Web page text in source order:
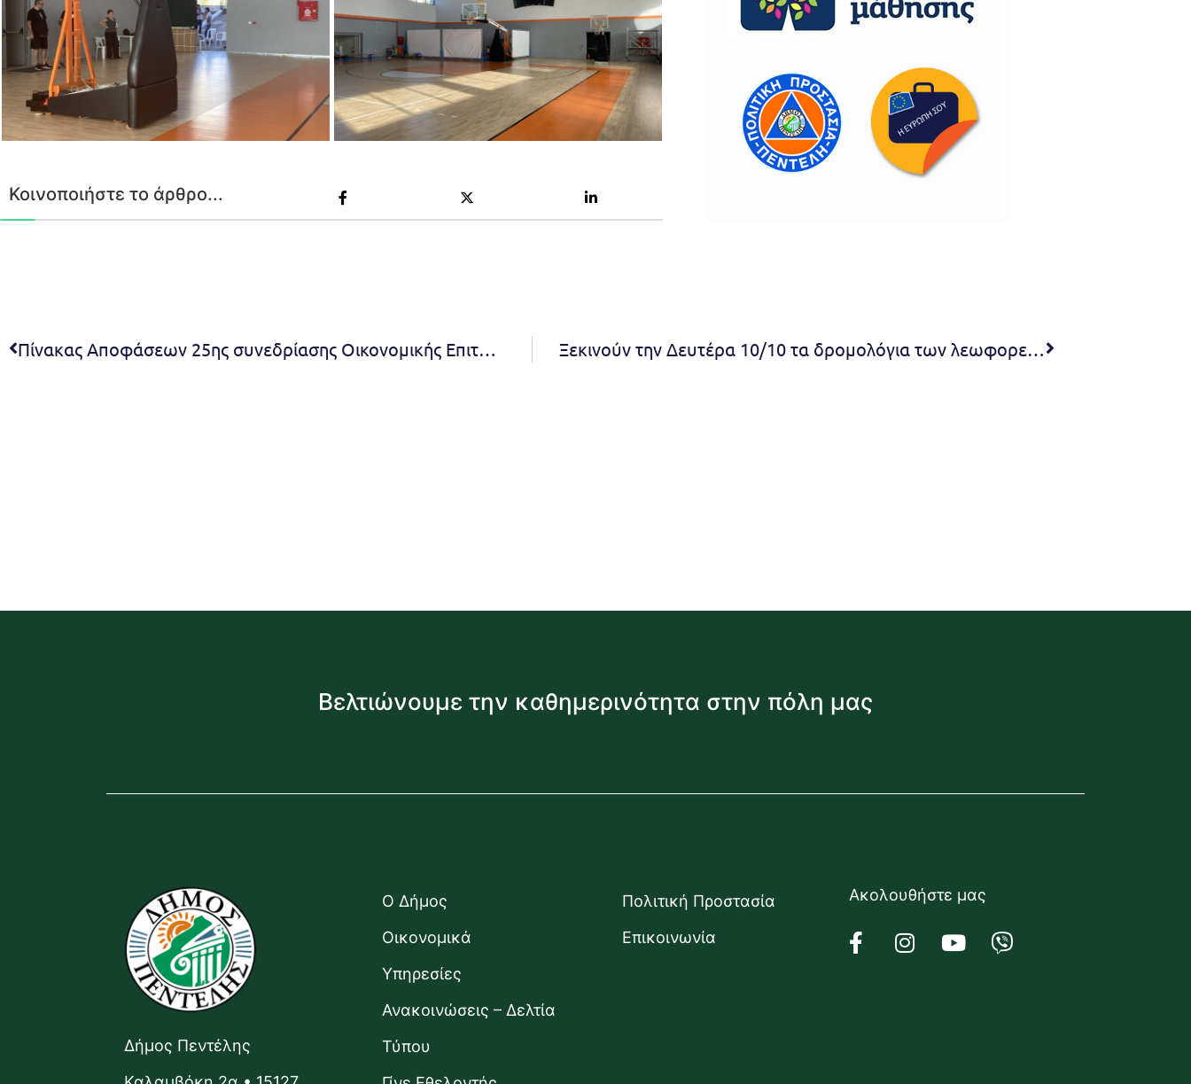
Κοινοποιήστε το άρθρο...
Πίνακας Αποφάσεων 25ης συνεδρίασης Οικονομικής Επιτροπής 2022 Ξεκινούν την Δευτέρα 10/10 τα δρομολόγια των λεωφορείων του Δήμου Πεντέλης για Πανεπιστημιούπολη και Πολυτεχνειούπολη Ζωγράφου
Βελτιώνουμε την καθημερινότητα στην πόλη μας
Δήμος Πεντέλης
Ο Δήμος
Οικονομικά
Υπηρεσίες
Ανακοινώσεις – Δελτία
Τύπου
Πολιτική Προστασία
Επικοινωνία
Ακολουθήστε μας